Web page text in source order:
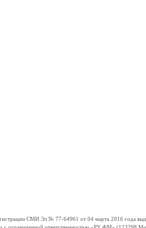
СМИ Эл № 77-64961 от 04 марта 2016 года